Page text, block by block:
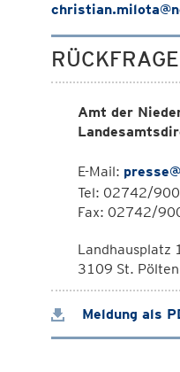
Amt der
E-Mail:
Tel: 02742/
Fax: 02742/
Landhausplatz
3109 St. Pölten
Meldung als